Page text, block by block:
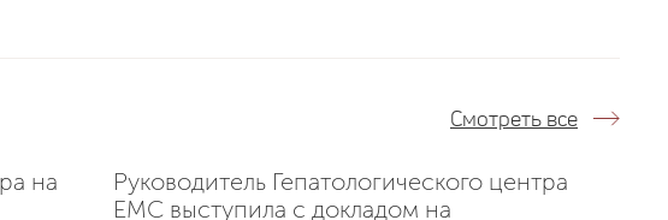
на
Руководитель Гепатологического центра
EMC выступила с докладом на
Смотреть все